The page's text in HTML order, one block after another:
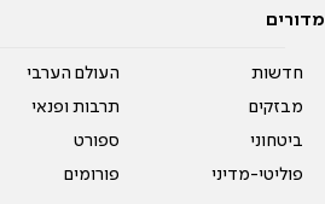
מדורים
חדשות
מבזקים
ביטחוני
פוליטי-מדיני
העולם הערבי
תרבות ופנאי
ספורט
פורומים